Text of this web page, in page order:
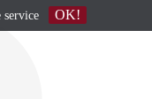
service OK!